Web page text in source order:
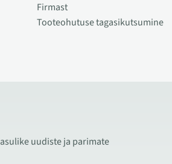
Firmast
Tooteohutuse tagasikutsumine
uudiste ja parimate